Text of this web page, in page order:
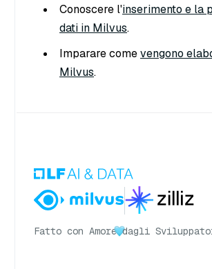
Conoscere l'inserimento e la
dati in Milvus.
Imparare comevengono
Milvus.
Fatto con Amore dagli